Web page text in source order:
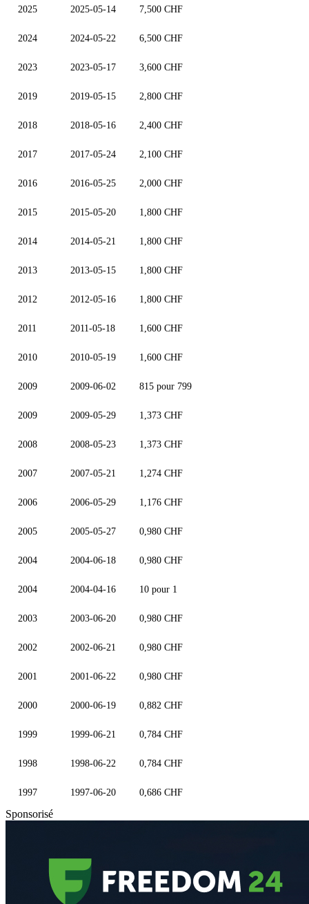
2025 2025-05-14 7,500 CHF
2024 2024-05-22 6,500 CHF
2023 2023-05-17 3,600 CHF
2019 2019-05-15 2,800 CHF
2018 2018-05-16 2,400 CHF
2017 2017-05-24 2,100 CHF
2016 2016-05-25 2,000 CHF
2015 2015-05-20 1,800 CHF
2014 2014-05-21 1,800 CHF
2013 2013-05-15 1,800 CHF
2012 2012-05-16 1,800 CHF
2011 2011-05-18 1,600 CHF
2010 2010-05-19 1,600 CHF
2009 2009-06-02 815 pour 799
2009 2009-05-29 1,373 CHF
2008 2008-05-23 1,373 CHF
2007 2007-05-21 1,274 CHF
2006 2006-05-29 1,176 CHF
2005 2005-05-27 0,980 CHF
2004 2004-06-18 0,980 CHF
2004 2004-04-16 10 pour 1
2003 2003-06-20 0,980 CHF
2002 2002-06-21 0,980 CHF
2001 2001-06-22 0,980 CHF
2000 2000-06-19 0,882 CHF
1999 1999-06-21 0,784 CHF
1998 1998-06-22 0,784 CHF
1997 1997-06-20 0,686 CHF
Sponsorisé